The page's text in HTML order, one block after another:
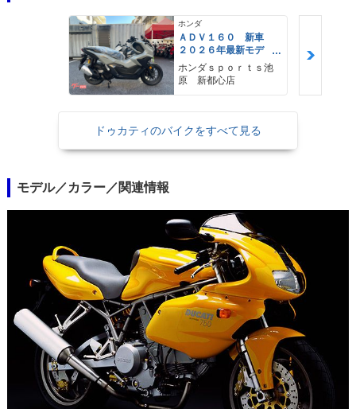
ホンダ
ＡＤＶ１６０ 新車
２０２６年最新モデ
ル パールスモーキー
グレー スマートキ
ー ２９Ｌメットイ
ホンダｓｐｏｒｔｓ池
原 新都心店
ドゥカティのバイクをすべて見る
モデル／カラー／関連情報